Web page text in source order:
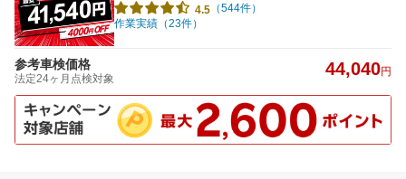
4.5 （544件）
作業実績（23件）
参考車検価格
法定24ヶ月点検対象 44,040円